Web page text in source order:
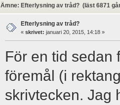
Ämne: Efterlysning av tråd? (läst 6871
Efterlysning av tråd?
« skrivet: januari 20, 2015, 14:18 »
För en tid sedan
föremål (i
skrivtecken. Jag